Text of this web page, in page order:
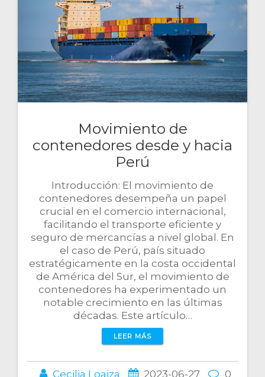
Movimiento de
contenedores desde y hacia
Perú
Introducción: El movimiento de
contenedores desempeña un papel
crucial en el comercio internacional,
facilitando el transporte eficiente y
seguro de mercancías a nivel global. En
el caso de Perú, país situado
estratégicamente en la costa occidental
de América del Sur, el movimiento de
contenedores ha experimentado un
notable crecimiento en las últimas
décadas. Este artículo…
LEER MÁS
Cecilia Loaiza 2023-06-27 0